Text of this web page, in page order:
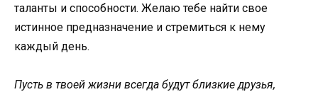
таланты и способности. Желаю тебе найти свое
истинное предназначение и стремиться к нему
каждый день.
Пусть в твоей жизни всегда будут близкие друзья,